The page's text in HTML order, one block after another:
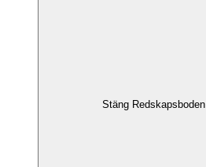
Stäng Redskapsboden